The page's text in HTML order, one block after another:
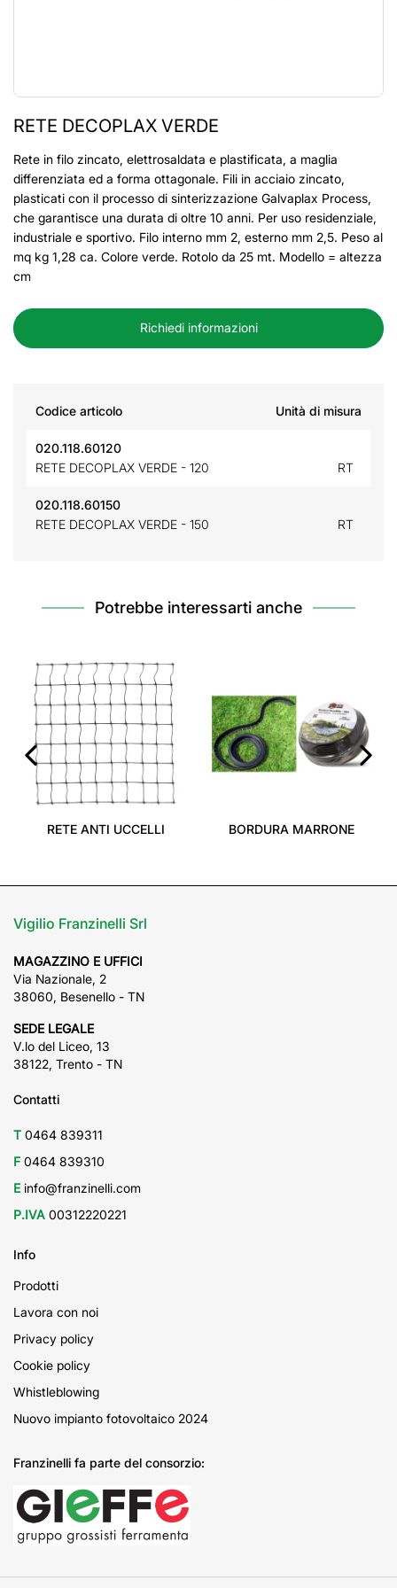
RETE DECOPLAX VERDE
Rete in filo zincato, elettrosaldata e plastificata, a maglia
differenziata ed a forma ottagonale. Fili in acciaio zincato,
plasticati con il processo di sinterizzazione Galvaplax Process,
che garantisce una durata di oltre 10 anni. Per uso residenziale,
industriale e sportivo. Filo interno mm 2, esterno mm 2,5. Peso al
mq kg 1,28 ca. Colore verde. Rotolo da 25 mt. Modello = altezza
cm
Richiedi informazioni
Codice articolo Unità di misura
020.118.60120
RETE DECOPLAX VERDE - 120
RT
020.118.60150
RETE DECOPLAX VERDE - 150
RT
Potrebbe interessarti anche
RETE ANTI UCCELLI BORDURA MARRONE
Vigilio Franzinelli Srl
MAGAZZINO E UFFICI
Via Nazionale, 2
38060, Besenello - TN
SEDE LEGALE
V.lo del Liceo, 13
38122, Trento - TN
Contatti
T 0464 839311
F 0464 839310
E info@franzinelli.com
P.IVA 00312220221
Info
Prodotti
Lavora con noi
Privacy policy
Cookie policy
Whistleblowing
Nuovo impianto fotovoltaico 2024
Franzinelli fa parte del consorzio: